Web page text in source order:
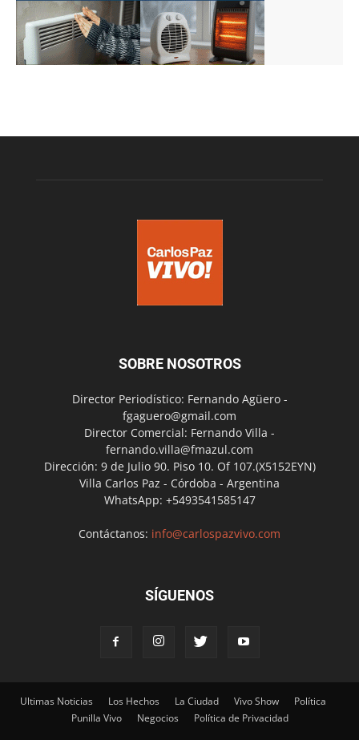
SOBRE NOSOTROS
Director Periodístico: Fernando Agüero -
fgaguero@gmail.com
Director Comercial: Fernando Villa -
fernando.villa@fmazul.com
Dirección: 9 de Julio 90. Piso 10. Of 107.(X5152EYN)
Villa Carlos Paz - Córdoba - Argentina
WhatsApp: +5493541585147
Contáctanos: info@carlospazvivo.com
SÍGUENOS
Ultimas Noticias Los Hechos La Ciudad Vivo Show
Política
Punilla Vivo
Negocios Política de Privacidad